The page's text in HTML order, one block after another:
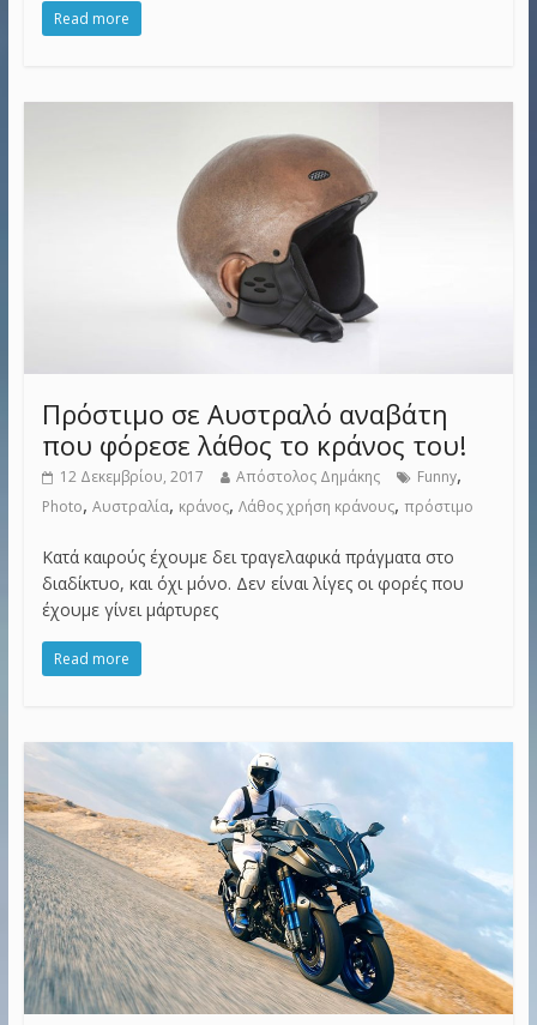
Read more
Πρόστιμο σε Αυστραλό αναβάτη
που φόρεσε λάθος το κράνος του!
12 Δεκεμβρίου, 2017 Απόστολος Δημάκης Funny,
Photo, Αυστραλία, κράνος, Λάθος χρήση κράνους, πρόστιμο
Κατά καιρούς έχουμε δει τραγελαφικά πράγματα στο
διαδίκτυο, και όχι μόνο. Δεν είναι λίγες οι φορές που
έχουμε γίνει μάρτυρες
Read more